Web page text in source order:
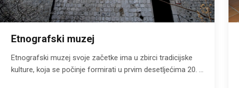
Etnografski muzej
Etnografski muzej svoje začetke ima u zbirci tradicijske
kulture, koja se počinje formirati u prvim desetljećima 20. ...